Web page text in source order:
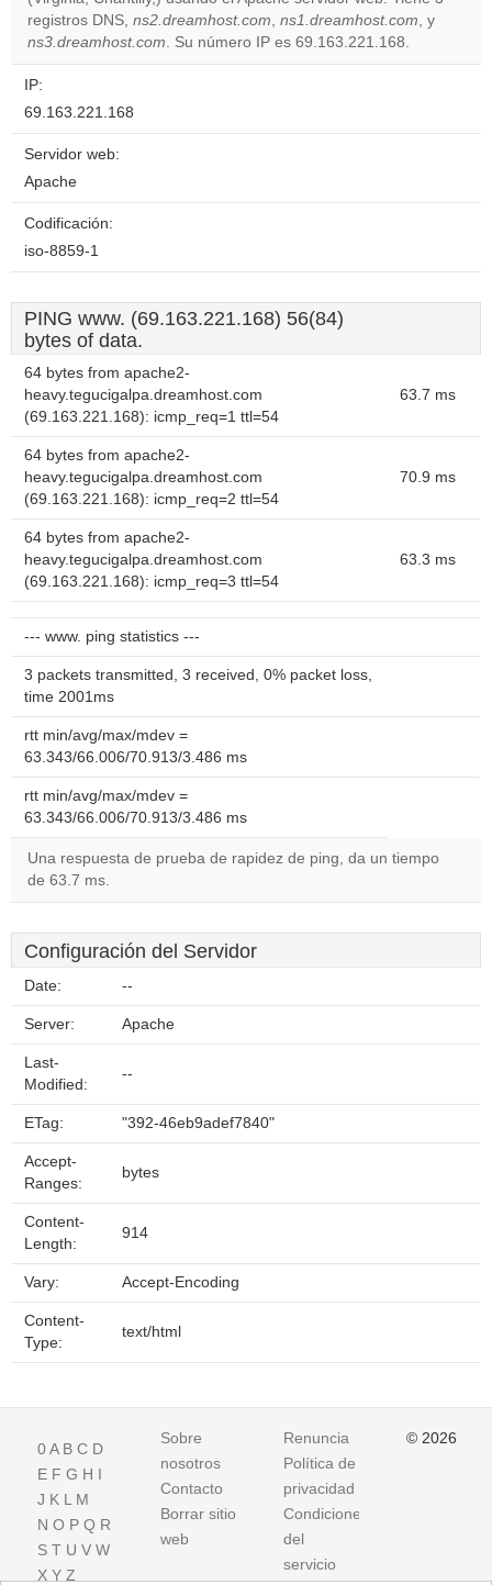
website?
OK
registros DNS, ns2.dreamhost.com, ns1.dreamhost.com, y
ns3.dreamhost.com. Su número IP es 69.163.221.168.
IP:
69.163.221.168
Servidor web:
Apache
Codificación:
iso-8859-1
PING www. (69.163.221.168) 56(84)
bytes of data.
64 bytes from apache2-
heavy.tegucigalpa.dreamhost.com
(69.163.221.168): icmp_req=1 ttl=54
63.7 ms
64 bytes from apache2-
heavy.tegucigalpa.dreamhost.com
(69.163.221.168): icmp_req=2 ttl=54
70.9 ms
64 bytes from apache2-
heavy.tegucigalpa.dreamhost.com
(69.163.221.168): icmp_req=3 ttl=54
63.3 ms
--- www. ping statistics ---
3 packets transmitted, 3 received, 0% packet loss,
time 2001ms
rtt min/avg/max/mdev =
63.343/66.006/70.913/3.486 ms
rtt min/avg/max/mdev =
63.343/66.006/70.913/3.486 ms
Una respuesta de prueba de rapidez de ping, da un tiempo
de 63.7 ms.
Configuración del Servidor
Date: --
Server: Apache
Last-
Modified:
--
ETag: "392-46eb9adef7840"
Accept-
Ranges:
bytes
Content-
Length:
914
Vary: Accept-Encoding
Content-
Type:
text/html
0A B C D
E F G H I
J K L M
N O P Q R
S T U V W
X Y Z
Sobre
nosotros
Contacto
Borrar sitio
web
Renuncia
Política de
privacidad
Condiciones
del
servicio
© 2026